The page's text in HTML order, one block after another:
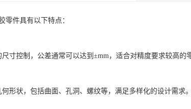
零件具有以下特点：
寸控制，公差通常可以达到±mm，适合对精度要求较高的
形状，包括曲面、孔洞、螺纹等，满足多样化的设计需求